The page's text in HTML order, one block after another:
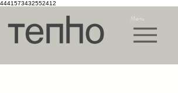
4441573432552412
Menu